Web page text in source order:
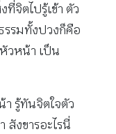
จิตไปรู้เข้า ตัว
รรมทั้งปวงก็คือ
วหน้า เป็น
า รู้ทันจิตใจตัว
สังขารอะไรนี่